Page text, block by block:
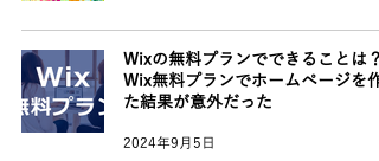
Wixの無料プランでできることは？
Wix無料プランでホームページを作
た結果が意外だった
2024年9月5日